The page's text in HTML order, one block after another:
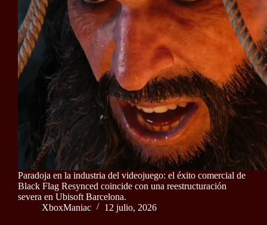
Paradoja en la industria del videojuego: el éxito comercial de
Black Flag Resynced coincide con una reestructuración
severa en Ubisoft Barcelona.
XboxManiac
12 julio, 2026